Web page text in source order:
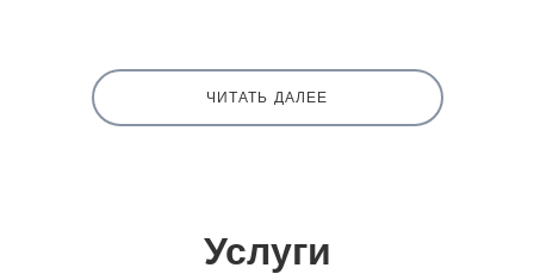
ЧИТАТЬ ДАЛЕЕ
Услуги